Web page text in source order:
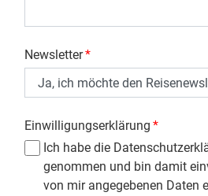
Newsletter*
Einwilligungserklärung *
Ich habe die
genommen und bin damit
von mir angegebenen Daten